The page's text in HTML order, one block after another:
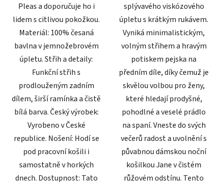
Pleas a doporučuje ho i
lidem s citlivou pokožkou.
Materiál: 100% česaná
bavlna v jemnožebrovém
úpletu. Střih a detaily:
Funkční střih s
prodlouženým zadním
dílem, širší ramínka a čistě
bílá barva. Český výrobek:
Vyrobeno v České
republice. Nošení: Hodí se
pod pracovní košili i
samostatně v horkých
dnech. Dostupnost: Tato
splývavého viskózového
úpletu s krátkým rukávem.
Vyniká minimalistickým,
volným střihem a hravým
potiskem pejska na
předním díle, díky čemuž je
skvělou volbou pro ženy,
které hledají prodyšné,
pohodlné a veselé prádlo
na spaní. Vneste do svých
večerů radost a uvolnění s
půvabnou dámskou noční
košilkou Jane v čistém
růžovém odstínu. Tento